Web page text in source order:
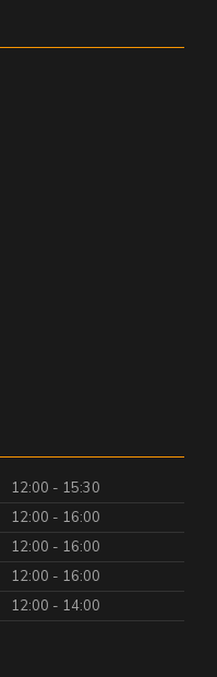
12:00 - 15:30
12:00 - 16:00
12:00 - 16:00
12:00 - 16:00
12:00 - 14:00